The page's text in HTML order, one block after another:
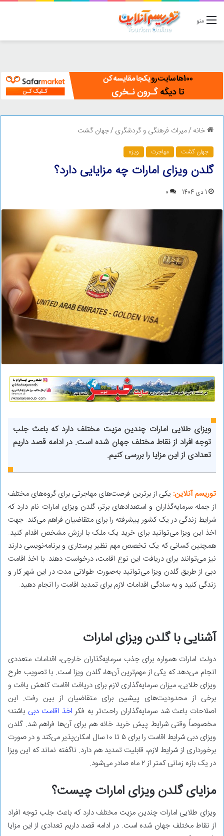
منو
خانه/میراث فرهنگی و گردشگری/جهان گشت
جهان گشت مهاجرت ویژه
گلدن ویزای امارات چه مزایایی دارد؟
1 دی 1404 0
ویزای طلایی امارات چندین مزیت مختلف دارد که باعث جلب
توجه افراد از نقاط مختلف جهان شده است‌. در ادامه قصد داریم
تعدادی از این مزایا را بررسی کنیم.
توریسم آنلاین: یکی از برترین فرصت‌های مهاجرتی برای گروه‌های مختلف
از جمله سرمایه‌گذاران و استعدادهای برتر، گلدن ویزای امارات نام دارد که
شرایط زندگی در یک کشور پیشرفته را برای متقاضیان فراهم می‌کند. جهت
اخذ این ویزا می‌توانید برای خرید یک ملک با ارزش مشخص اقدام کنید.
همچنین کسانی که یک تخصص مهم نظیر پرستاری و برنامه‌نویسی دارند
نیز می‌توانند برای دریافت این نوع اقامت، درخواست دهند. با اخذ اقامت
دبی از طریق گلدن ویزا می‌توانید به‌صورت طولانی‌ مدت در این شهر کار و
زندگی کنید و به سادگی اقدامات لازم برای تمدید اقامت را انجام دهید.
آشنایی با گلدن ویزای امارات
دولت امارات همواره برای جذب سرمایه‌گذاران خارجی، اقدامات متعددی
انجام می‌دهد که یکی از مهم‌ترین آن‌ها، گلدن ویزا است. با تصویب طرح
ویزای طلایی، میزان سرمایه‌گذاری لازم برای دریافت اقامت کاهش یافت و
برخی از محدودیت‌های پیشین برای متقاضیان از بین رفت. این
اصلاحات باعث شد سرمایه‌گذاران راحت‌تر به فکر اخذ اقامت دبی باشند؛
مخصوصاً وقتی شرایط پیش‌ خرید خانه هم برای آن‌ها فراهم شد‌. گلدن
ویزای دبی شرایط اقامت را برای ۵ تا ۱۰ سال امکان‌پذیر می‌کند و در صورت
برخورداری از شرایط لازم، قابلیت تمدید هم دارد‌. ناگفته نماند که این ویزا
در یک بازه زمانی کمتر از ۲ ماه صادر می‌شود‌.
مزایای گلدن ویزای امارات چیست؟
ویزای طلایی امارات چندین مزیت مختلف دارد که باعث جلب توجه افراد
از نقاط مختلف جهان شده است‌. در ادامه قصد داریم تعدادی از این مزایا